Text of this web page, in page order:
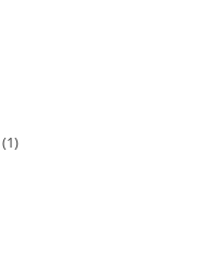
(1)